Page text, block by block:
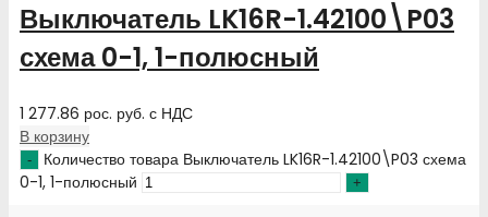
Выключатель LK16R-1.42100\P03
схема 0-1, 1-полюсный
1 277.86 рос. руб. с НДС
В корзину
Количество товара Выключатель LK16R-1.42100\P03 схема
0-1, 1-полюсный